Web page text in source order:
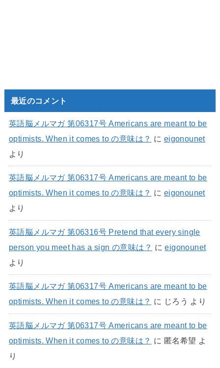
最近のコメント
英語脳メルマガ 第06317号 Americans are meant to be
optimists. When it comes to の意味は？ に eigonounet
より
英語脳メルマガ 第06317号 Americans are meant to be
optimists. When it comes to の意味は？ に eigonounet
より
英語脳メルマガ 第06316号 Pretend that every single
person you meet has a sign の意味は？ にeigonounet
より
英語脳メルマガ 第06317号 Americans are meant to be
optimists. When it comes to の意味は？ に じろう より
英語脳メルマガ 第06317号 Americans are meant to be
optimists. When it comes to の意味は？ に 匿名希望 よ
り